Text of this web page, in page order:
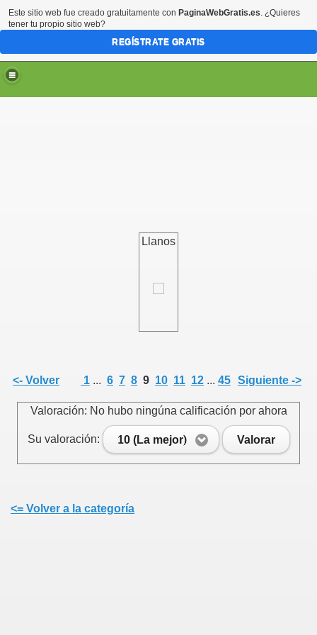
Llanos
<- Volver 1 ... 6 7 8 9 10 11 12 ... 45 Siguiente ->
Valoración: No hubo ningúna calificación por ahora
Su valoración: 10 (La mejor) Valorar
<= Volver a la categoría
Este sitio web fue creado gratuitamente con PaginaWebGratis.es. ¿Quieres
tener tu propio sitio web?
REGÍSTRATE GRATIS